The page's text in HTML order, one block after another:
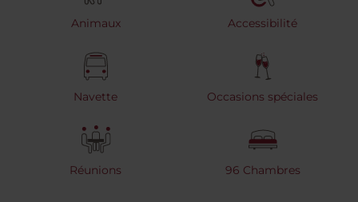
Animaux Accessibilité
Navette Occasions spéciales
Réunions 96 Chambres